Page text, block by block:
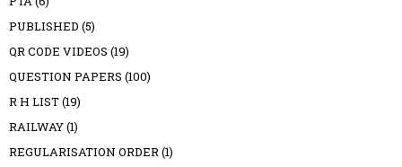
PUBLISHED (5)
QR CODE VIDEOS (19)
QUESTION PAPERS (100)
R H LIST(19)
RAILWAY(1)
REGULARISATION ORDER(1)